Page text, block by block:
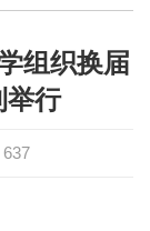
组织换届
举行
637